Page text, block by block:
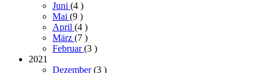
Juni (4 )
Mai (9 )
April (4 )
März (7 )
Februar(3 )
2021
Dezember(3 )